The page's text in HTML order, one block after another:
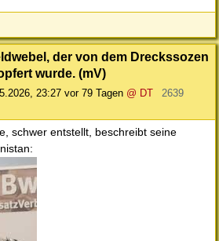
der von dem Dreckssozen
wurde. (mV)
23:27 vor 79 Tagen @ DT
2639
schwer entstellt, beschreibt seine